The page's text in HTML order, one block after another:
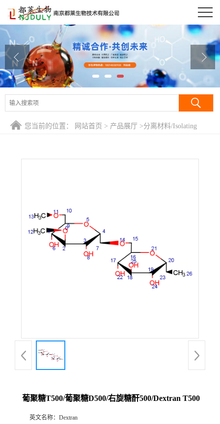
公司首页
公司介绍
公司动态
产品展厅
证书荣誉
您当前的位置： 网站首页 > 产品展厅 >分离材料/Isolating
葡聚糖T500/葡聚糖D500/右旋糖酐500/Dextran T500
英文名称： Dextran